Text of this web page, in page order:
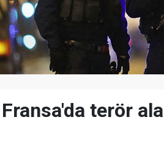
Fransa'da terör